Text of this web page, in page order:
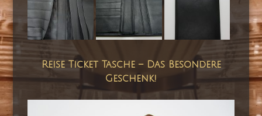
Reise Ticket Tasche – Das Besondere
Geschenk!